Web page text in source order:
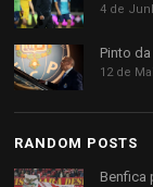
4 de
Pinto
12 de
RANDOM POSTS
Benfica